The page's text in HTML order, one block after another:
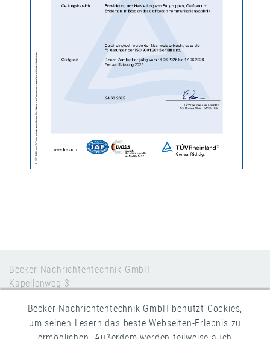
Becker Nachrichtentechnik GmbH
Kapellenweg 3
+49 2683 / 94 352 - 81
info@becker-rf.com
Becker Nachrichtentechnik GmbH benutzt Cookies,
um seinen Lesern das beste Webseiten-Erlebnis zu